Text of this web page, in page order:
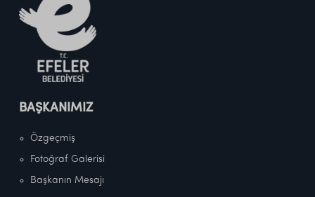
BAŞKANIMIZ
Özgeçmiş
Fotoğraf Galerisi
Başkanın Mesajı